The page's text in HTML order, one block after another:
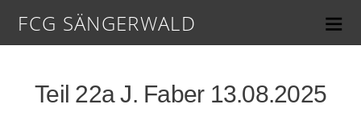
FCG SÄNGERWALD
Teil 22a J. Faber 13.08.2025